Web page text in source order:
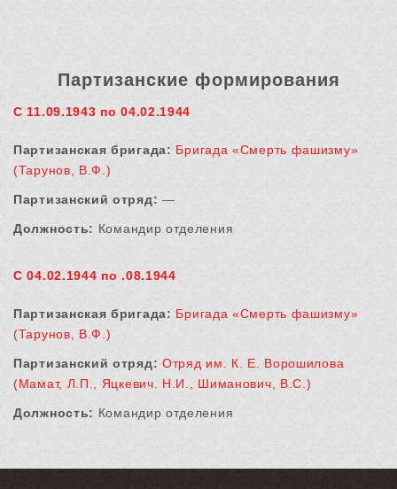
Партизанские формирования
С 11.09.1943 по 04.02.1944
Партизанская бригада: Бригада «Смерть фашизму»
(Тарунов, В.Ф.)
Партизанский отряд: —
Должность: Командир отделения
С 04.02.1944 по .08.1944
Партизанская бригада: Бригада «Смерть фашизму»
(Тарунов, В.Ф.)
Партизанский отряд: Отряд им. К. Е. Ворошилова
(Мамат, Л.П., Яцкевич. Н.И., Шиманович, В.С.)
Должность: Командир отделения